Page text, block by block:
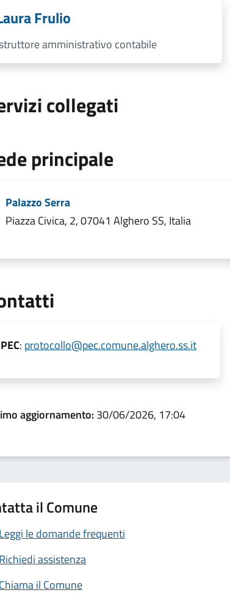
Frulio
amministrativo contabile
collegati
principale
Palazzo Serra
Piazza Civica, 2, 07041 Alghero SS, Italia
PEC: protocollo@pec.comune.alghero.ss.it
aggiornamento:30/06/2026, 17:04
il Comune
le domande frequenti
assistenza
il Comune